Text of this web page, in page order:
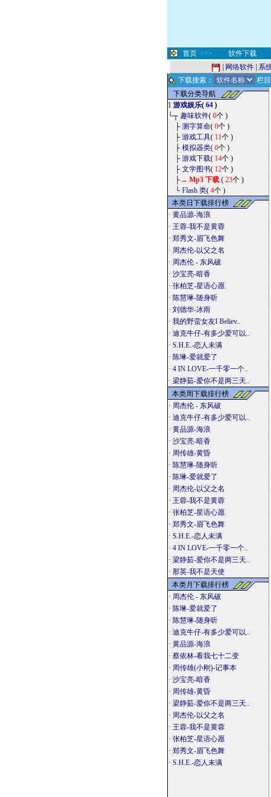
首页 >>> 软件下载
网络软件 系
下载搜索：
栏目
下载分类导航
1 游戏娱乐( 64 )
└┬ 趣味软件( 0个 )
├ 测字算命( 0个 )
├ 游戏工具( 11个 )
├ 模拟器类( 0个 )
├ 游戏下载( 14个 )
├ 文学图书( 12个 )
├→ Mp3 下载 ( 23个 )
└ Flash 类( 4个 )
本类日下载排行榜
· 黄品源-海浪
· 王蓉-我不是黄蓉
· 郑秀文-眉飞色舞
· 周杰伦-以父之名
· 周杰伦 - 东风破
· 沙宝亮-暗香
· 张柏芝-星语心愿
· 陈慧琳-随身听
· 刘德华-冰雨
· 我的野蛮女友I Believ..
· 迪克牛仔-有多少爱可以..
· S.H.E.-恋人未满
· 陈琳-爱就爱了
· 4 IN LOVE-一千零一个..
· 梁静茹-爱你不是两三天..
本类周下载排行榜
· 周杰伦 - 东风破
· 迪克牛仔-有多少爱可以..
· 黄品源-海浪
· 沙宝亮-暗香
· 周传雄-黄昏
· 陈慧琳-随身听
· 陈琳-爱就爱了
· 周杰伦-以父之名
· 王蓉-我不是黄蓉
· 张柏芝-星语心愿
· 郑秀文-眉飞色舞
· S.H.E.-恋人未满
· 4 IN LOVE-一千零一个..
· 梁静茹-爱你不是两三天..
· 那英-我不是天使
本类月下载排行榜
· 周杰伦 - 东风破
· 陈琳-爱就爱了
· 陈慧琳-随身听
· 迪克牛仔-有多少爱可以..
· 黄品源-海浪
· 蔡依林-看我七十二变
· 周传雄(小刚)-记事本
· 沙宝亮-暗香
· 周传雄-黄昏
· 梁静茹-爱你不是两三天..
· 周杰伦-以父之名
· 王蓉-我不是黄蓉
· 张柏芝-星语心愿
· 郑秀文-眉飞色舞
· S.H.E.-恋人未满